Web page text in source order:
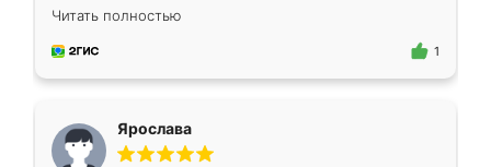
короткие сроки изготовления. Приехавший
для замера сотрудник Владислав
предложил по моему эскизу самый
Читать полностью
1
Ярослава